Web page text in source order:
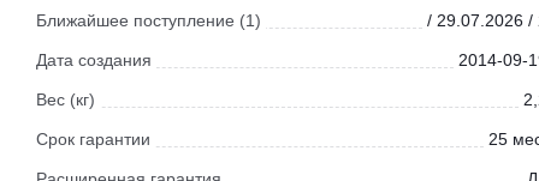
Ближайшее поступление (1) / 29.07.2026 /
Дата создания 2014-09-
Вес (кг)
Срок гарантии 25